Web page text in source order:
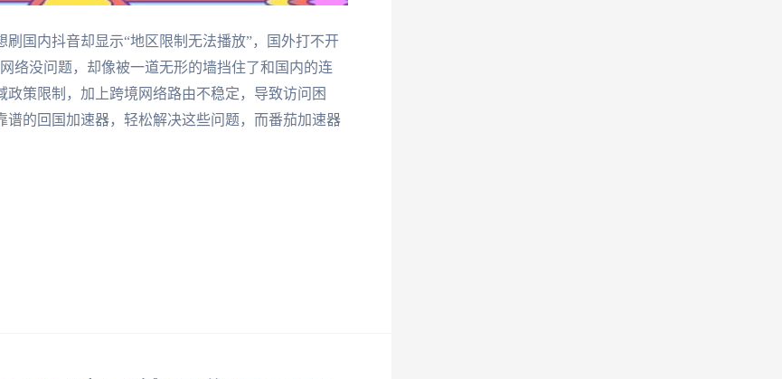
国内抖音却显示“地区限制无法播放”，国外打不开
没问题，却像被一道无形的墙挡住了和国内的连
策限制，加上跨境网络路由不稳定，导致访问困
的回国加速器，轻松解决这些问题，而番茄加速器